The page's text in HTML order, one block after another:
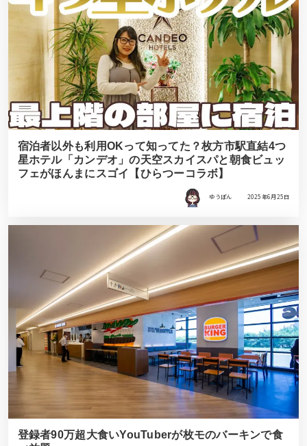
宿泊者以外も利用OKって知ってた？枚方市駅直結4つ
星ホテル「カンデオ」の天空スカイスパと朝食ビュッ
フェがほんまにスゴイ【ひらつーコラボ】
ゆうぽん 2025年6月25日
登録者90万超大食いYouTuberが枚モのバーキンで食